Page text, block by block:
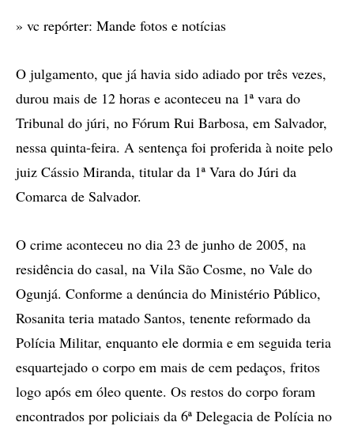
» vc repórter: Mande fotos e notícias
O julgamento, que já havia sido adiado por três vezes,
durou mais de 12 horas e aconteceu na 1ª vara do
Tribunal do júri, no Fórum Rui Barbosa, em Salvador,
nessa quinta-feira. A sentença foi proferida à noite pelo
juiz Cássio Miranda, titular da 1ª Vara do Júri da
Comarca de Salvador.
O crime aconteceu no dia 23 de junho de 2005, na
residência do casal, na Vila São Cosme, no Vale do
Ogunjá. Conforme a denúncia do Ministério Público,
Rosanita teria matado Santos, tenente reformado da
Polícia Militar, enquanto ele dormia e em seguida teria
esquartejado o corpo em mais de cem pedaços, fritos
logo após em óleo quente. Os restos do corpo foram
encontrados por policiais da 6ª Delegacia de Polícia no